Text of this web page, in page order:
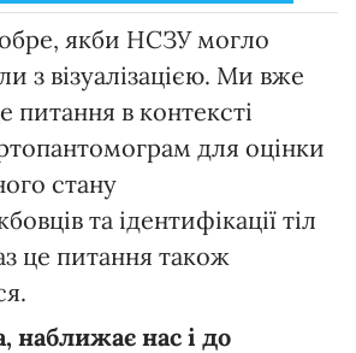
якби НСЗУ могло
з візуалізацією. Ми вже
питання в контексті
для оцінки
стану
та ідентифікації тіл
це питання також
наближає нас і до